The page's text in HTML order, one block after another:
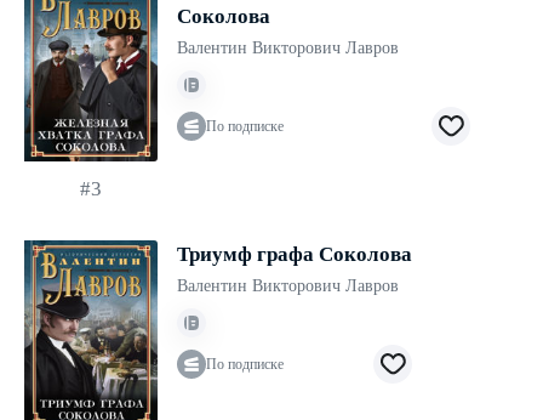
Соколова
Валентин Викторович Лавров
По подписке
#3
Триумф графа Соколова
Валентин Викторович Лавров
По подписке